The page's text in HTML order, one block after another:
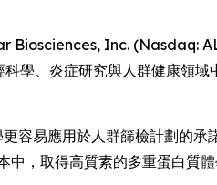
Biosciences, Inc. (Nasdaq:
學、炎症研究與人群健康領域
容易應用於人群篩檢計劃的承
，取得高質素的多重蛋白質體